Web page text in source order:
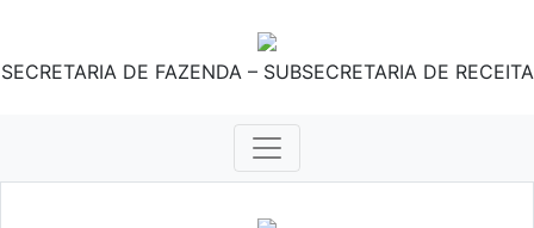
SECRETARIA DE FAZENDA – SUBSECRETARIA DE RECEITA